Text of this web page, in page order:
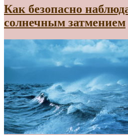
Как безопасно
солнечным затмением